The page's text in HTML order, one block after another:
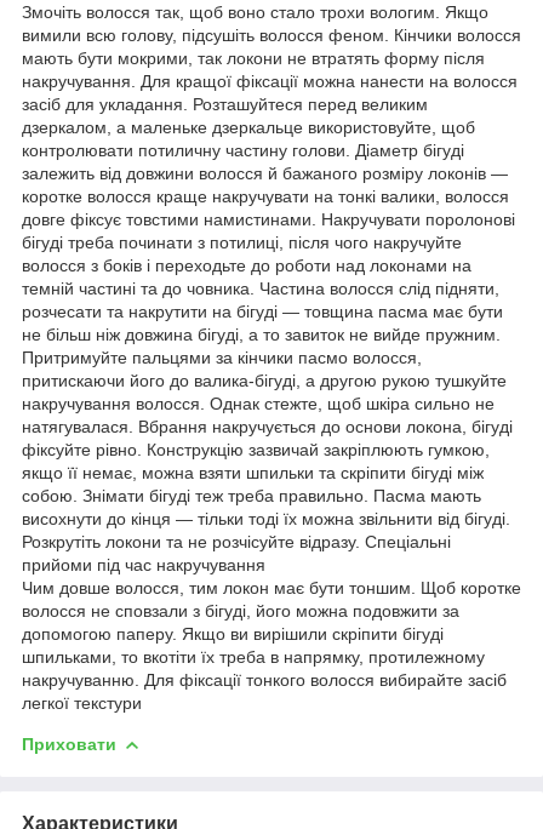
Змочіть волосся так, щоб воно стало трохи вологим. Якщо
вимили всю голову, підсушіть волосся феном. Кінчики волосся
мають бути мокрими, так локони не втратять форму після
накручування. Для кращої фіксації можна нанести на волосся
засіб для укладання. Розташуйтеся перед великим
дзеркалом, а маленьке дзеркальце використовуйте, щоб
контролювати потиличну частину голови. Діаметр бігуді
залежить від довжини волосся й бажаного розміру локонів —
коротке волосся краще накручувати на тонкі валики, волосся
довге фіксує товстими намистинами. Накручувати поролонові
бігуді треба починати з потилиці, після чого накручуйте
волосся з боків і переходьте до роботи над локонами на
темній частині та до човника. Частина волосся слід підняти,
розчесати та накрутити на бігуді — товщина пасма має бути
не більш ніж довжина бігуді, а то завиток не вийде пружним.
Притримуйте пальцями за кінчики пасмо волосся,
притискаючи його до валика-бігуді, а другою рукою тушкуйте
накручування волосся. Однак стежте, щоб шкіра сильно не
натягувалася. Вбрання накручується до основи локона, бігуді
фіксуйте рівно. Конструкцію зазвичай закріплюють гумкою,
якщо її немає, можна взяти шпильки та скріпити бігуді між
собою. Знімати бігуді теж треба правильно. Пасма мають
висохнути до кінця — тільки тоді їх можна звільнити від бігуді.
Розкрутіть локони та не розчісуйте відразу. Спеціальні
прийоми під час накручування
Чим довше волосся, тим локон має бути тоншим. Щоб коротке
волосся не сповзали з бігуді, його можна подовжити за
допомогою паперу. Якщо ви вирішили скріпити бігуді
шпильками, то вкотіти їх треба в напрямку, протилежному
накручуванню. Для фіксації тонкого волосся вибирайте засіб
легкої текстури
Приховати
Характеристики